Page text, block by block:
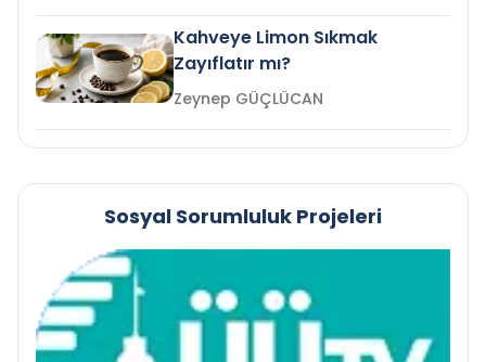
Kahveye Limon Sıkmak
Zayıflatır mı?
Zeynep GÜÇLÜCAN
Sosyal Sorumluluk Projeleri